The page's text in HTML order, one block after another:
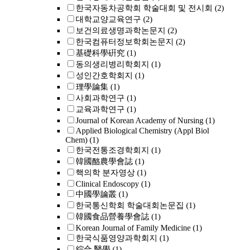
한국자동차공학회 학술대회 및 전시회 (2)
대학교양교육연구 (2)
보건의료생명과학논문지 (2)
한국컴퓨터정보학회논문지 (2)
基礎科學硏究 (1)
동의생리병리학회지 (1)
성인간호학회지 (1)
理學論集 (1)
사회과학연구 (1)
교육과학연구 (1)
Journal of Korean Academy of Nursing (1)
Applied Biological Chemistry (Appl Biol
Chem) (1)
한국전통조경학회지 (1)
韓國酪農學會誌 (1)
핵의학 분자영상 (1)
Clinical Endoscopy (1)
中國學論叢 (1)
한국통신학회 학술대회논문집 (1)
韓國食品營養學會誌 (1)
Korean Journal of Family Medicine (1)
한국식품영양과학회지 (1)